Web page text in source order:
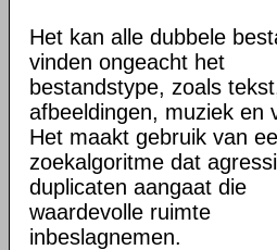
Het kan alle dubbele
vinden ongeacht het
bestandstype, zoals
afbeeldingen, muziek en
Het maakt gebruik van
zoekalgoritme dat
duplicaten aangaat die
waardevolle ruimte
inbeslagnemen.